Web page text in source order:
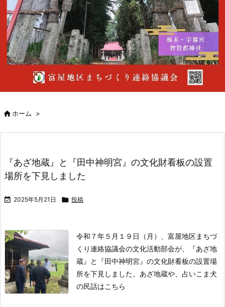
ホーム >
『あざ地蔵』と『田中神明宮』の文化財看板の設置
場所を下見しました
 2025年5月21日  投稿
令和７年５月１９日（月）、富屋地区まちづ
くり連絡協議会の文化活動部会が、『あざ地
蔵』と『田中神明宮』の文化財看板の設置場
所を下見しました。 あざ地蔵や、占いこま犬
の民話はこちら